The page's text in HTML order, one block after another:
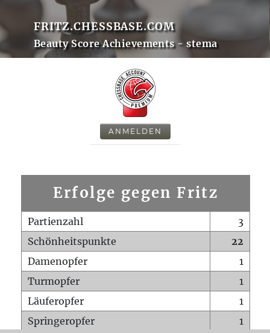
FRITZ.CHESSBASE.COM
Beauty Score Achievements - stema
ANMELDEN
Erfolge gegen Fritz
Partienzahl
3
Schönheitspunkte
22
Damenopfer
1
Turmopfer
1
Läuferopfer
1
Springeropfer
1